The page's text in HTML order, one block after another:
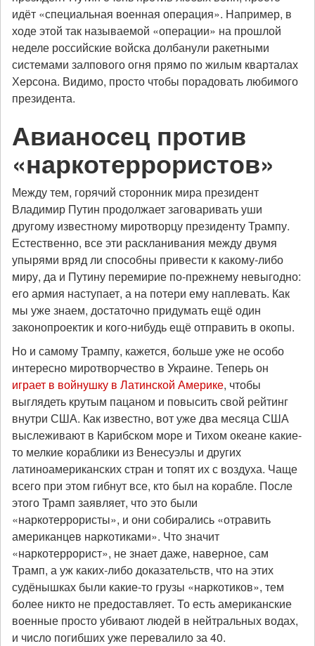
идёт «специальная военная операция». Например, в
ходе этой так называемой «операции» на прошлой
неделе российские войска долбанули ракетными
системами залпового огня прямо по жилым кварталах
Херсона. Видимо, просто чтобы порадовать любимого
президента.
Авианосец против
«наркотеррористов»
Между тем, горячий сторонник мира президент
Владимир Путин продолжает заговаривать уши
другому известному миротворцу президенту Трампу.
Естественно, все эти раскланивания между двумя
упырями вряд ли способны привести к какому-либо
миру, да и Путину перемирие по-прежнему невыгодно:
его армия наступает, а на потери ему наплевать. Как
мы уже знаем, достаточно придумать ещё один
законопроектик и кого-нибудь ещё отправить в окопы.
Но и самому Трампу, кажется, больше уже не особо
интересно миротворчество в Украине. Теперь он
играет в войнушку в Латинской Америке, чтобы
выглядеть крутым пацаном и повысить свой рейтинг
внутри США. Как известно, вот уже два месяца США
выслеживают в Карибском море и Тихом океане какие-
то мелкие кораблики из Венесуэлы и других
латиноамериканских стран и топят их с воздуха. Чаще
всего при этом гибнут все, кто был на корабле. После
этого Трамп заявляет, что это были
«наркотеррористы», и они собирались «отравить
американцев наркотиками». Что значит
«наркотеррорист», не знает даже, наверное, сам
Трамп, а уж каких-либо доказательств, что на этих
судёнышках были какие-то грузы «наркотиков», тем
более никто не предоставляет. То есть американские
военные просто убивают людей в нейтральных водах,
и число погибших уже перевалило за 40.